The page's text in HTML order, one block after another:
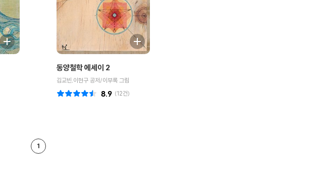
동양철학 에세이 2
김교빈,이현구 공저/이부록 그림
(12건)
8.9
1